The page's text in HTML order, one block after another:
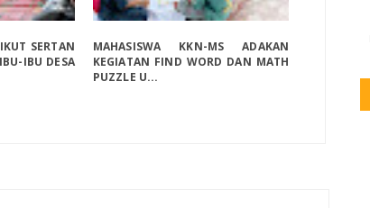
SERTAN
IBU DESA
MAHASISWA KKN-MS ADAKAN
KEGIATAN FIND WORD DAN MATH
PUZZLE U...